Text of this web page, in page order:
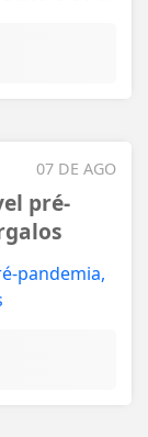
07 DE AGO
pré-